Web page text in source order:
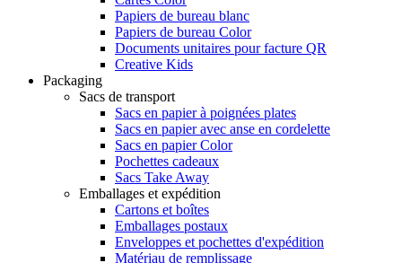
Papiers de bureau blanc
Papiers de bureau Color
Documents unitaires pour facture QR
Creative Kids
Packaging
Sacs de transport
Sacs en papier à poignées plates
Sacs en papier avec anse en cordelette
Sacs en papier Color
Pochettes cadeaux
Sacs Take Away
Emballages et expédition
Cartons et boîtes
Emballages postaux
Enveloppes et pochettes d'expédition
Matériau de remplissage